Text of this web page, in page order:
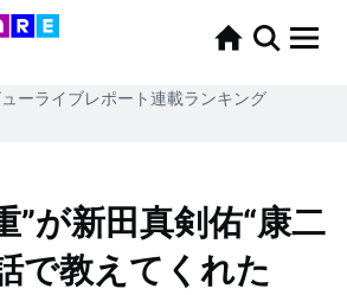
ーライブレポート連載ランキング
”が新田真剣佑“康二
で教えてくれた